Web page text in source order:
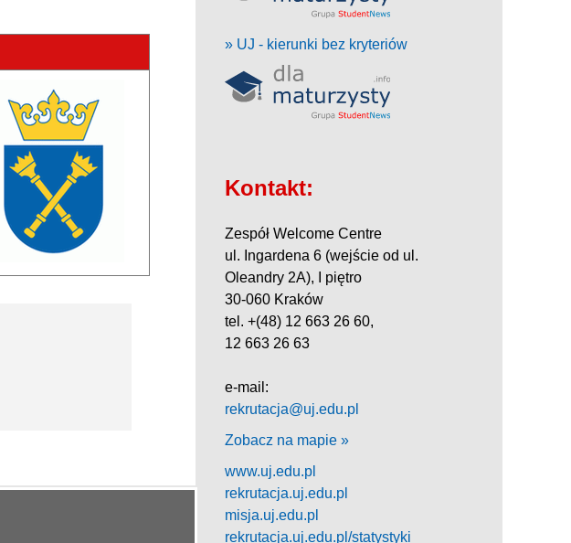
» UJ - kierunki bez kryteriów
Kontakt:
Zespół Welcome Centre
ul. Ingardena 6 (wejście od ul.
Oleandry 2A), I piętro
30-060 Kraków
tel. +(48) 12 663 26 60,
12 663 26 63
e-mail:
rekrutacja@uj.edu.pl
Zobacz na mapie »
www.uj.edu.pl
rekrutacja.uj.edu.pl
misja.uj.edu.pl
rekrutacja.uj.edu.pl/statystyki